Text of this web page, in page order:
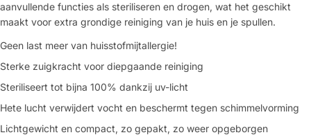
aanvullende functies als steriliseren en drogen, wat het geschikt
maakt voor extra grondige reiniging van je huis en je spullen.
Geen last meer van huisstofmijtallergie!
Sterke zuigkracht voor diepgaande reiniging
Steriliseert tot bijna 100% dankzij uv-licht
Hete lucht verwijdert vocht en beschermt tegen schimmelvorming
Lichtgewicht en compact, zo gepakt, zo weer opgeborgen